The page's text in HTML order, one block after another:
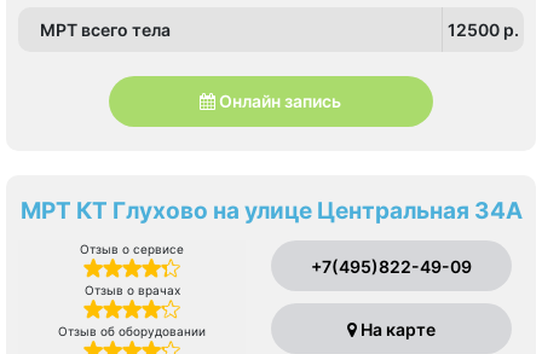
МРТ всего тела 12500 p.
Онлайн запись
МРТ КТ Глухово на улице Центральная 34А
Отзыв о сервисе
Отзыв о врачах
Отзыв об оборудовании
+7(495)822-49-09
На карте